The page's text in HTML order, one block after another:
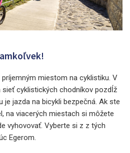
miestom na cyklistiku. V
cyklistických chodníkov pozdĺž
jazda na bicykli bezpečná. Ak ste
na viacerých miestach si môžete
vyhovovať. Vyberte si z z tých
Egerom.